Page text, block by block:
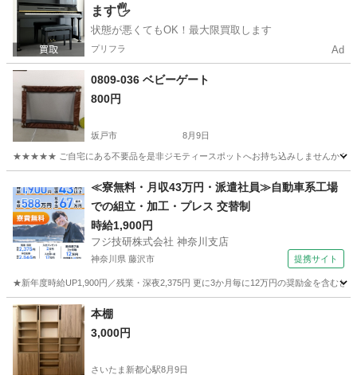
ます🖐️
状態が悪くてもOK！最大限買取します
プリフラ Ad
0809-036 ベビーゲート
800円
坂戸市 8月9日
★★★★★ ご自宅にある不要品を是非ジモティースポットへお持ち込みしませんか？
収納家具 スポット
≪寮無料・月収43万円・派遣社員≫自動車系工場
での組立・加工・プレス 交替制
時給1,900円
フジ技研株式会社 神奈川支店
神奈川県 藤沢市 提携サイト
★新年度時給UP1,900円／残業・深夜2,375円 更に3か月毎に12万円の奨励金を含む
神奈川 藤沢市 その他
本棚
3,000円
さいたま新都心駅8月9日